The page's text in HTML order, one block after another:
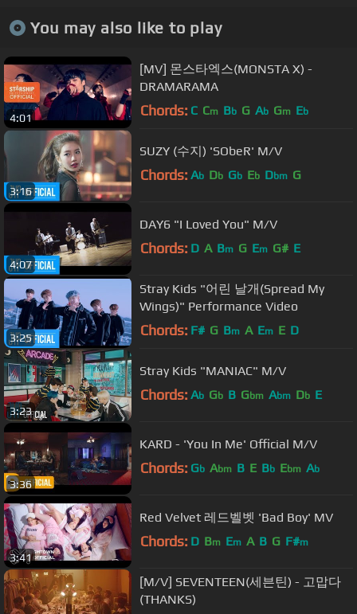
You may also like to play
4:01
[MV] 몬스타엑스(MONSTA X) -
DRAMARAMA
Chords: C Cm Bb G Ab Gm Eb
3:16
SUZY (수지) 'SObeR' M/V
Chords: Ab Db Gb Eb Dbm G
4:07
DAY6 "I Loved You" M/V
Chords: D A Bm G Em G# E
3:25
Stray Kids "어린 날개(Spread My
Wings)" Performance Video
Chords: F# G Bm A Em E D
3:23
Stray Kids "MANIAC" M/V
Chords: Ab Gb B Gbm Abm Db E
3:36
KARD - 'You In Me' Official M/V
Chords: Gb Abm B E Bb Ebm Ab
3:41
Red Velvet 레드벨벳 'Bad Boy' MV
Chords: D Bm Em A B G F#m
[M/V] SEVENTEEN(세븐틴) - 고맙다
(THANKS)